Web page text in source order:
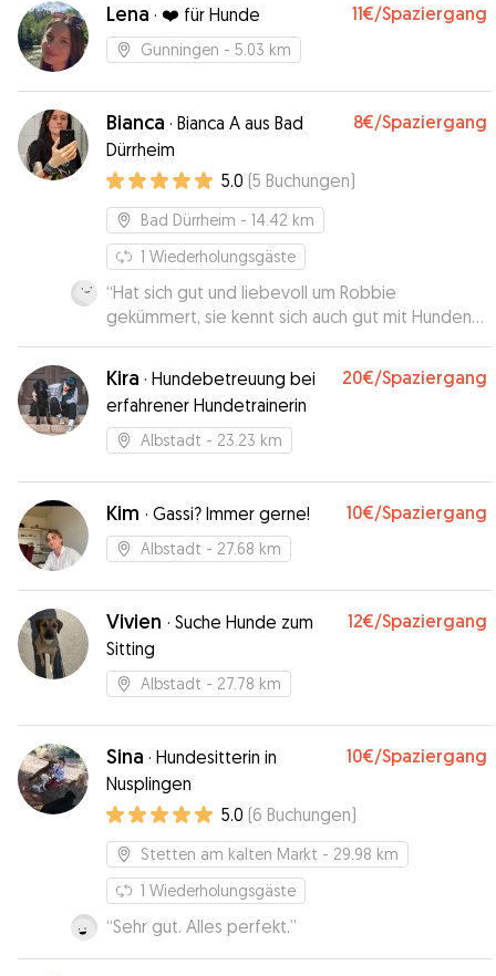
Lena · ❤️ für Hunde 11€/Spaziergang
Gunningen - 5.03 km
Bianca · Bianca A aus Bad
Dürrheim
8€/Spaziergang
5.0 (5 Buchungen)
Bad Dürrheim - 14.42 km
1 Wiederholungsgäste
“Hat sich gut und liebevoll um Robbie
gekümmert, sie kennt sich auch gut mit Hunden
aus, das merkt man.”
Kira · Hundebetreuung bei
erfahrener Hundetrainerin
20€/Spaziergang
Albstadt - 23.23 km
Kim · Gassi? Immer gerne! 10€/Spaziergang
Albstadt - 27.68 km
Vivien · Suche Hunde zum
Sitting
12€/Spaziergang
Albstadt - 27.78 km
Sina · Hundesitterin in
Nusplingen
10€/Spaziergang
5.0 (6 Buchungen)
Stetten am kalten Markt - 29.98 km
1 Wiederholungsgäste
“Sehr gut. Alles perfekt.”